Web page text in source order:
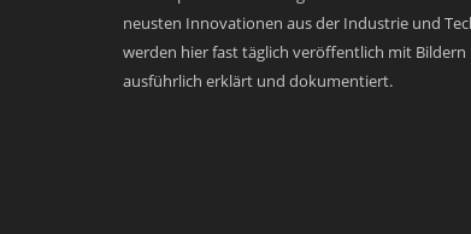
neusten Innovationen aus der Industrie und
werden hier fast täglich veröffentlich mit Bildern
ausführlich erklärt und dokumentiert.